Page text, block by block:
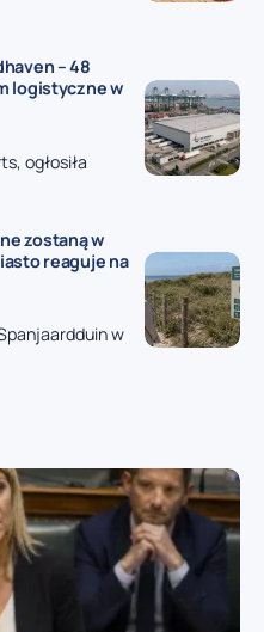
– 48
logistyczne w
ogłosiła
zostaną w
reaguje na
w